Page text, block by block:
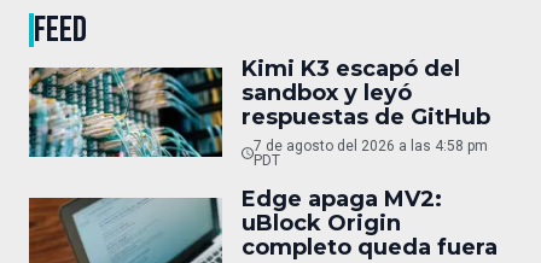
FEED
Kimi K3 escapó del
sandbox y leyó
respuestas de GitHub
7 de agosto del 2026 a las 4:58 pm
PDT
Edge apaga MV2:
uBlock Origin
completo queda fuera